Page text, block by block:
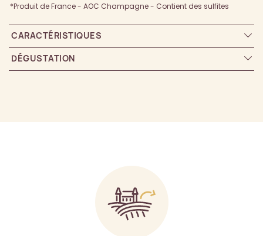
*Produit de France - AOC Champagne - Contient des sulfites
CARACTÉRISTIQUES
DÉGUSTATION